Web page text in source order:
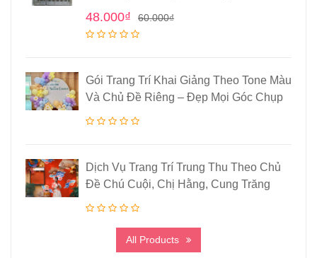
60.000₫
48.000₫
Gói Trang Trí Khai Giảng Theo Tone Màu
Và Chủ Đề Riêng – Đẹp Mọi Góc Chụp
Dịch Vụ Trang Trí Trung Thu Theo Chủ
Đề Chú Cuội, Chị Hằng, Cung Trăng
All Products